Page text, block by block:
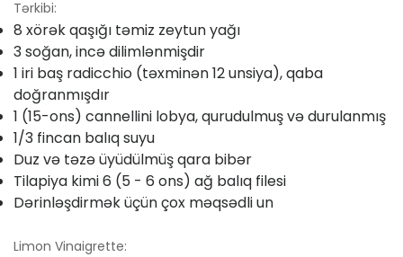
Tərkibi:
8 xörək qaşığı təmiz zeytun yağı
3 soğan, incə dilimlənmişdir
1 iri baş radicchio (təxminən 12 unsiya), qaba
doğranmışdır
1 (15-ons) cannellini lobya, qurudulmuş və durulanmış
1/3 fincan balıq suyu
Duz və təzə üyüdülmüş qara bibər
Tilapiya kimi 6 (5 - 6 ons) ağ balıq filesi
Dərinləşdirmək üçün çox məqsədli un
Limon Vinaigrette: